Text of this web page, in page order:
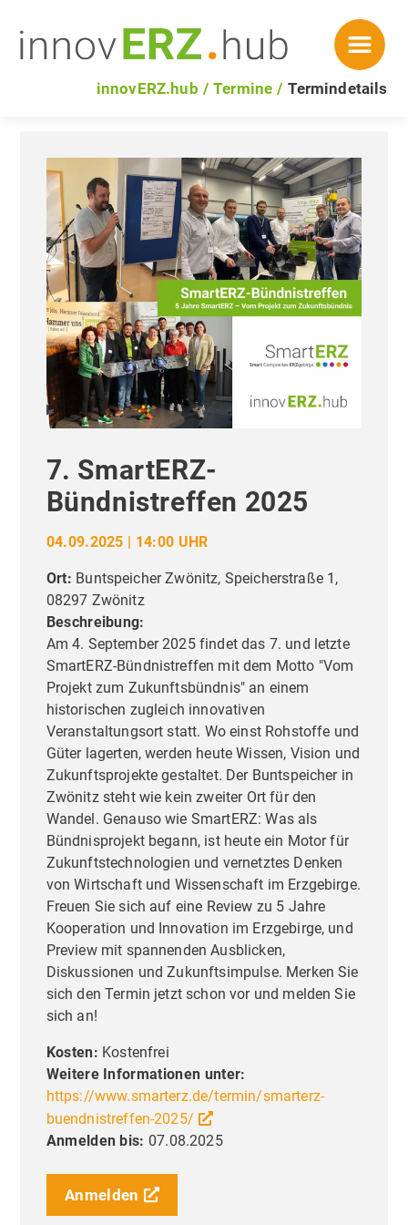
innovERZ.hub Termine Termindetails
7. SmartERZ-
Bündnistreffen 2025
04.09.2025 | 14:00 UHR
Ort: Buntspeicher Zwönitz, Speicherstraße 1,
08297 Zwönitz
Beschreibung:
Am 4. September 2025 findet das 7. und letzte
SmartERZ-Bündnistreffen mit dem Motto "Vom
Projekt zum Zukunftsbündnis" an einem
historischen zugleich innovativen
Veranstaltungsort statt. Wo einst Rohstoffe und
Güter lagerten, werden heute Wissen, Vision und
Zukunftsprojekte gestaltet. Der Buntspeicher in
Zwönitz steht wie kein zweiter Ort für den
Wandel. Genauso wie SmartERZ: Was als
Bündnisprojekt begann, ist heute ein Motor für
Zukunftstechnologien und vernetztes Denken
von Wirtschaft und Wissenschaft im Erzgebirge.
Freuen Sie sich auf eine Review zu 5 Jahre
Kooperation und Innovation im Erzgebirge, und
Preview mit spannenden Ausblicken,
Diskussionen und Zukunftsimpulse. Merken Sie
sich den Termin jetzt schon vor und melden Sie
sich an!
Kosten: Kostenfrei
Weitere Informationen unter:
https://www.smarterz.de/termin/smarterz-
buendnistreffen-2025/
Anmelden bis: 07.08.2025
Anmelden